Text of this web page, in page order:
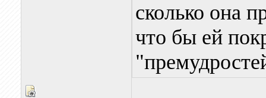
сколько она
что бы ей